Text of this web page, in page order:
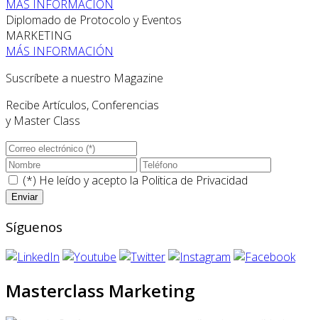
MÁS INFORMACIÓN
Diplomado de Protocolo y Eventos
MARKETING
MÁS INFORMACIÓN
Suscríbete a nuestro Magazine
Recibe Artículos, Conferencias
y Master Class
(*) He leído y acepto la Politica de Privacidad
Síguenos
Masterclass Marketing